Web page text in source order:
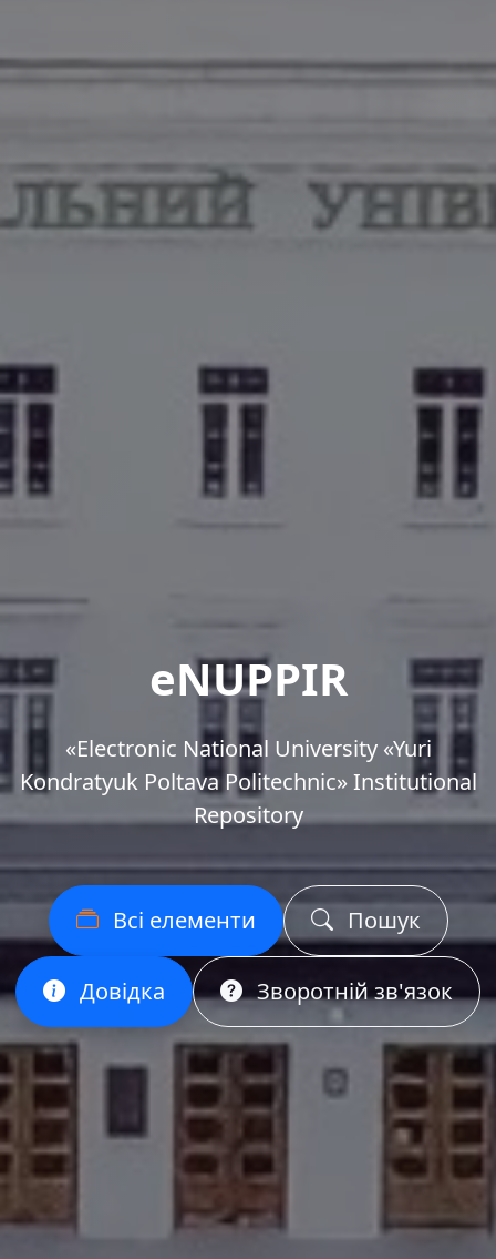
eNUPPIR
«Еlectronic National University «Yuri
Kondratyuk Poltava Politechnic» Institutional
Repository
Всі елементи Пошук
Довідка Зворотній зв'язок